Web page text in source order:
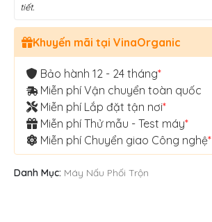
tiết.
Khuyến mãi tại VinaOrganic
Bảo hành 12 - 24 tháng*
Miễn phí Vận chuyển toàn quốc
Miễn phí Lắp đặt tận nơi*
Miễn phí Thử mẫu - Test máy*
Miễn phí Chuyển giao Công nghệ*
Danh Mục: Máy Nấu Phối Trộn